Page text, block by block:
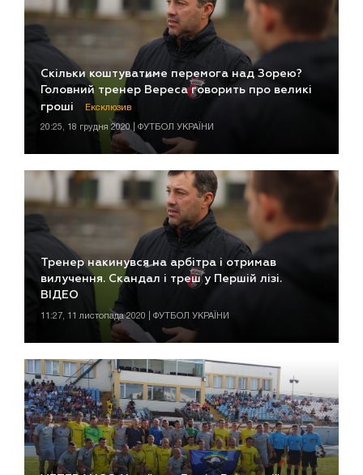
Скільки коштуватиме перемога над Зорею?
Головний тренер Вереса говорить про великі
гроші
Ексклюзив
20:25, 18 грудня 2020 | ФУТБОЛ УКРАЇНИ
Тренер накинувся на арбітра і отримав
вилучення. Скандал і треш у Першій лізі.
ВІДЕО
11:27, 11 листопада 2020 | ФУТБОЛ УКРАЇНИ